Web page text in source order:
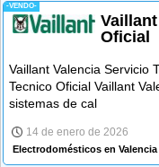
-VENDO-
Oficial
Vaillant Valencia Servicio
Tecnico Oficial Vaillant
sistemas de cal
14 de enero de 2026
Electrodomésticos en Valencia